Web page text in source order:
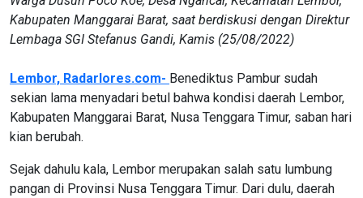
Kabupaten Manggarai Barat, saat berdiskusi dengan Direktur
Lembaga SGI Stefanus Gandi, Kamis (25/08/2022)
Lembor, Radarlores.com- Benediktus Pambur sudah
sekian lama menyadari betul bahwa kondisi daerah Lembor,
Kabupaten Manggarai Barat, Nusa Tenggara Timur, saban hari
kian berubah.
Sejak dahulu kala, Lembor merupakan salah satu lumbung
pangan di Provinsi Nusa Tenggara Timur. Dari dulu, daerah